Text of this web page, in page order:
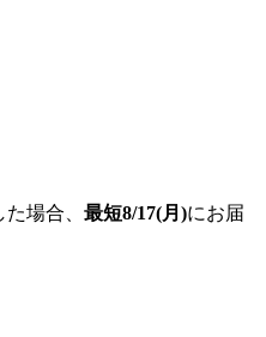
場合、 最短8/17(月)にお届